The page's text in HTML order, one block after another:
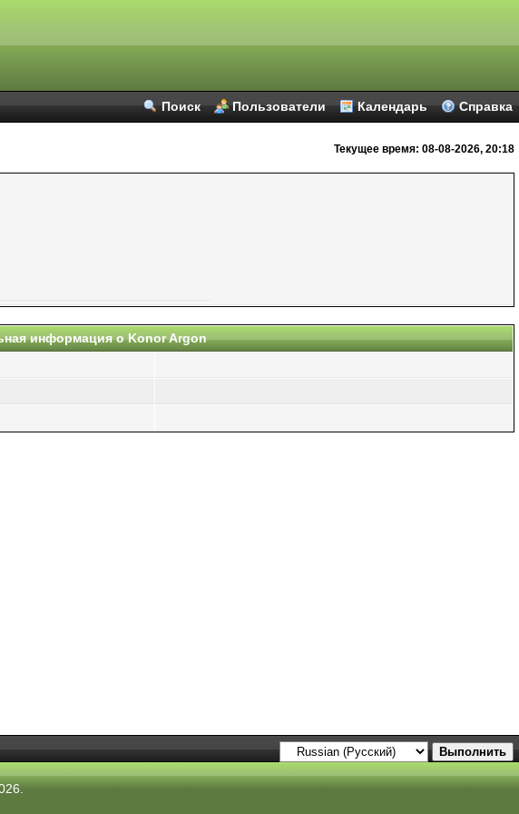
Поиск Пользователи Календарь Справка
Текущее время: 08-08-2026, 20:18
информация о Konor Argon